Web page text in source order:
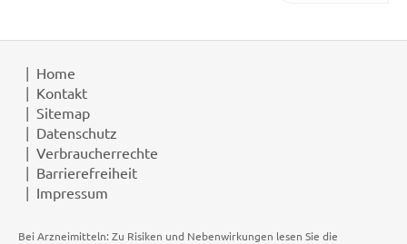
Home
Kontakt
Sitemap
Datenschutz
Verbraucherrechte
Barrierefreiheit
Impressum
Bei Arzneimitteln: Zu Risiken und Nebenwirkungen lesen Sie die